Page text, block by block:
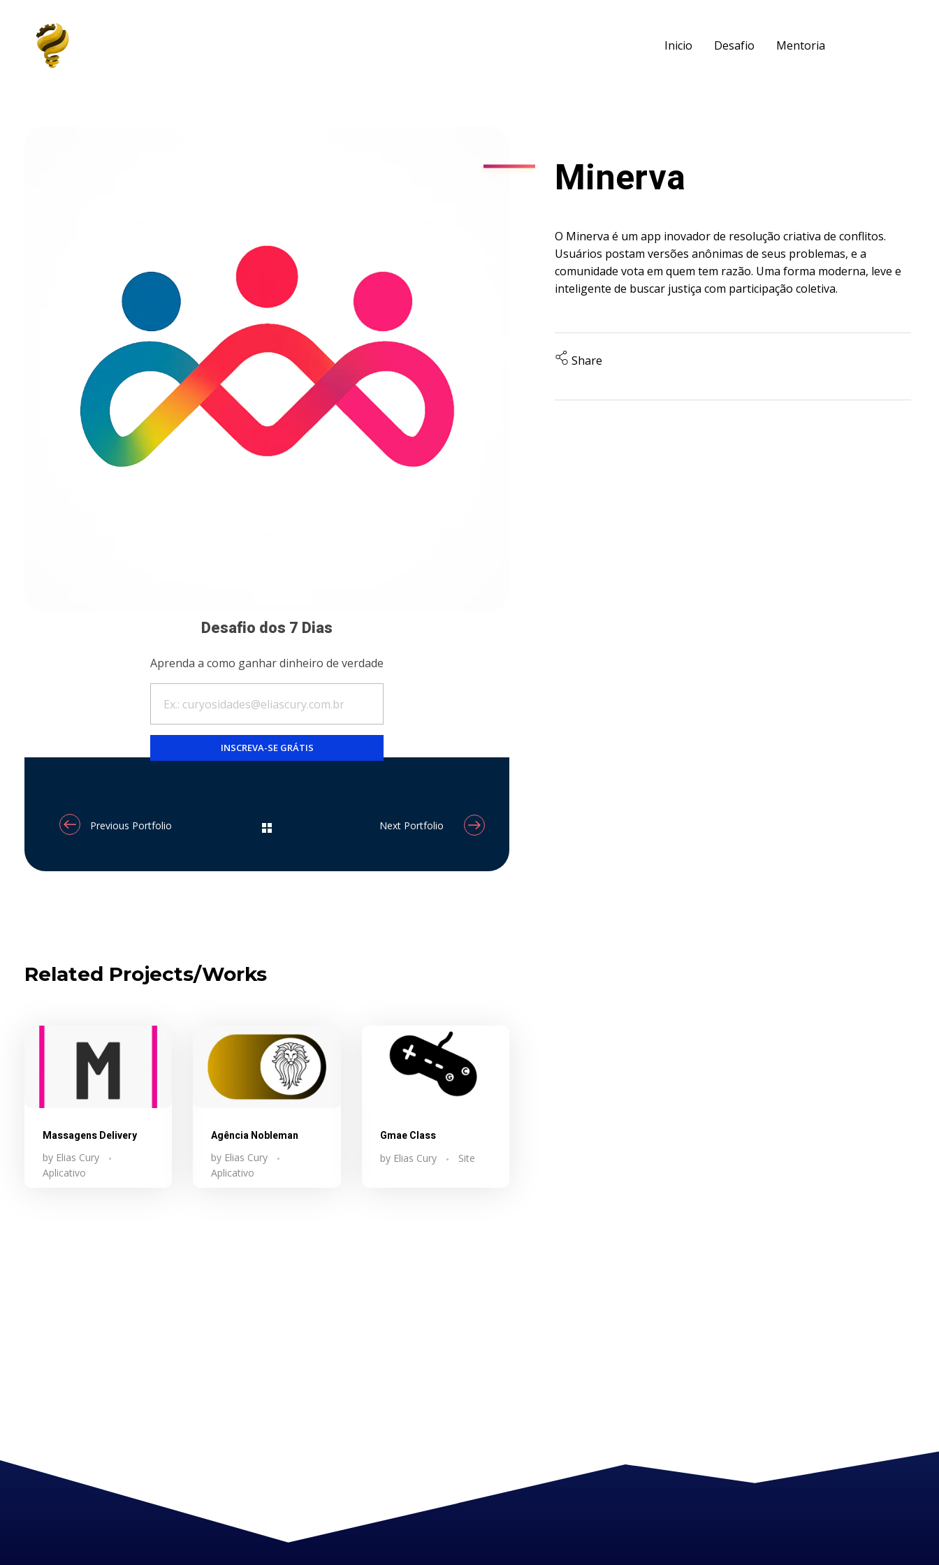
Inicio Desafio Mentoria
Desafio dos 7 Dias
Aprenda a como ganhar dinheiro de verdade
Minerva
O Minerva é um app inovador de resolução criativa de conflitos.
Usuários postam versões anônimas de seus problemas, e a
comunidade vota em quem tem razão. Uma forma moderna, leve e
inteligente de buscar justiça com participação coletiva.
Share
Previous Portfolio Next Portfolio
Related Projects/Works
Massagens Delivery
by Elias Cury
Aplicativo
Agência Nobleman
by Elias Cury
Aplicativo
Gmae Class
by Elias Cury Site